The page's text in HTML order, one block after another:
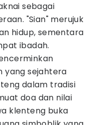
sebagai
"Sian" merujuk
hidup, sementara
ibadah.
yang sejahtera
dalam tradisi
doa dan nilai
klenteng buka